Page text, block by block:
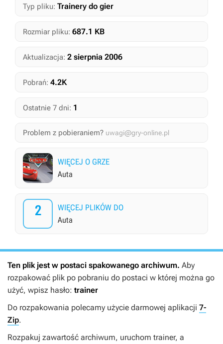
Typ pliku: Trainery do gier
Rozmiar pliku: 687.1 KB
Aktualizacja: 2 sierpnia 2006
Pobrań: 4.2K
Ostatnie 7 dni: 1
Problem z pobieraniem? uwagi@gry-online.pl
WIĘCEJ O GRZE
Auta
2
WIĘCEJ PLIKÓW DO
Auta
Ten plik jest w postaci spakowanego archiwum. Aby
rozpakować plik po pobraniu do postaci w której można go
użyć, wpisz hasło: trainer
Do rozpakowania polecamy użycie darmowej aplikacji 7-
Zip.
Rozpakuj zawartość archiwum, uruchom trainer, a